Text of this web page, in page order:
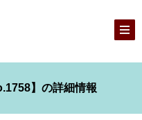
】の詳細情報